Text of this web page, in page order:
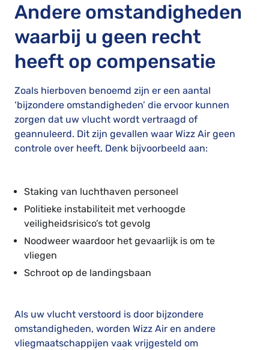
Andere omstandigheden
waarbij u geen recht
heeft op compensatie
Zoals hierboven benoemd zijn er een aantal
‘bijzondere omstandigheden’ die ervoor kunnen
zorgen dat uw vlucht wordt vertraagd of
geannuleerd. Dit zijn gevallen waar Wizz Air geen
controle over heeft. Denk bijvoorbeeld aan:
Staking van luchthaven personeel
Politieke instabiliteit met verhoogde
veiligheidsrisico’s tot gevolg
Noodweer waardoor het gevaarlijk is om te
vliegen
Schroot op de landingsbaan
Als uw vlucht verstoord is door bijzondere
omstandigheden, worden Wizz Air en andere
vliegmaatschappijen vaak vrijgesteld om